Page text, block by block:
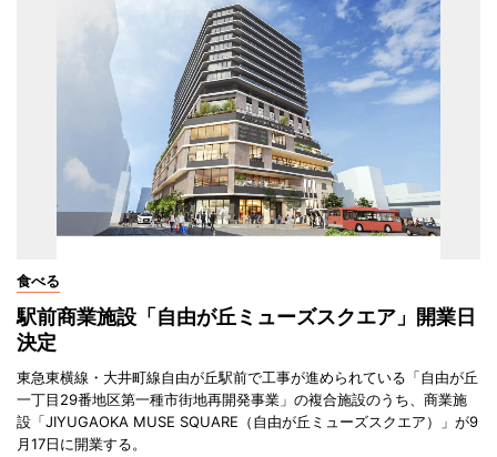
食べる
駅前商業施設「自由が丘ミューズスクエア」開業日
決定
東急東横線・大井町線自由が丘駅前で工事が進められている「自由が丘
一丁目29番地区第一種市街地再開発事業」の複合施設のうち、商業施
設「JIYUGAOKA MUSE SQUARE（自由が丘ミューズスクエア）」が9
月17日に開業する。